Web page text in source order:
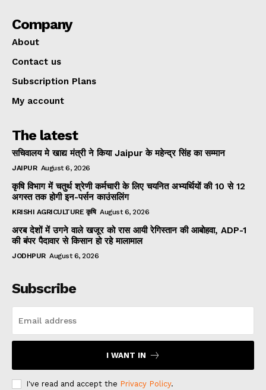
Company
About
Contact us
Subscription Plans
My account
The latest
सचिवालय मे खाद्य मंत्री ने किया Jaipur के महेन्द्र सिंह का सम्मान
JAIPUR August 6, 2026
कृषि विभाग में चतुर्थ श्रेणी कर्मचारी के लिए चयनित अभ्यर्थियों की 10 से 12
अगस्त तक होगी इन-पर्सन काउंसलिंग
KRISHI AGRICULTURE कृषि August 6, 2026
अरब देशों में उगने वाले खजूर को रास आयी रेगिस्तान की आबोहवा, ADP-1
की बंपर पैदावार से किसान हो रहे मालामाल
JODHPUR August 6, 2026
Subscribe
I WANT IN
I've read and accept the Privacy Policy.